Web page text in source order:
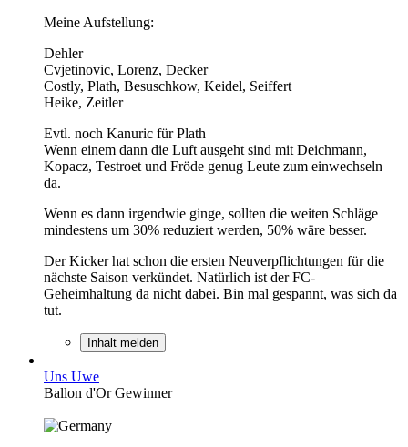
Meine Aufstellung:
Dehler
Cvjetinovic, Lorenz, Decker
Costly, Plath, Besuschkow, Keidel, Seiffert
Heike, Zeitler
Evtl. noch Kanuric für Plath
Wenn einem dann die Luft ausgeht sind mit Deichmann,
Kopacz, Testroet und Fröde genug Leute zum einwechseln
da.
Wenn es dann irgendwie ginge, sollten die weiten Schläge
mindestens um 30% reduziert werden, 50% wäre besser.
Der Kicker hat schon die ersten Neuverpflichtungen für die
nächste Saison verkündet. Natürlich ist der FC-
Geheimhaltung da nicht dabei. Bin mal gespannt, was sich da
tut.
Inhalt melden
Uns Uwe
Ballon d'Or Gewinner